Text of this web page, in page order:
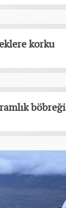
korku
böbreği